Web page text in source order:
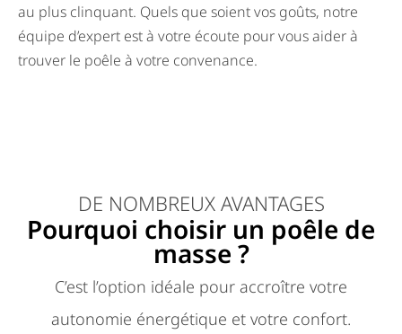
au plus clinquant. Quels que soient vos goûts, notre
équipe d’expert est à votre écoute pour vous aider à
trouver le poêle à votre convenance.
DE NOMBREUX AVANTAGES
Pourquoi choisir un poêle de
masse ?
C’est l’option idéale pour accroître votre
autonomie énergétique et votre confort.